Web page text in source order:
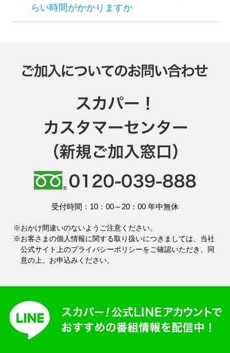
らい時間がかかりますか
受付時間：10：00～20：00 年中無休
※おかけ間違いのないようご注意ください。
※お客さまの個人情報に関する取り扱いにつきましては、当社
公式サイト上のプライバシーポリシーをご確認いただき、同
意の上、お申込みください。